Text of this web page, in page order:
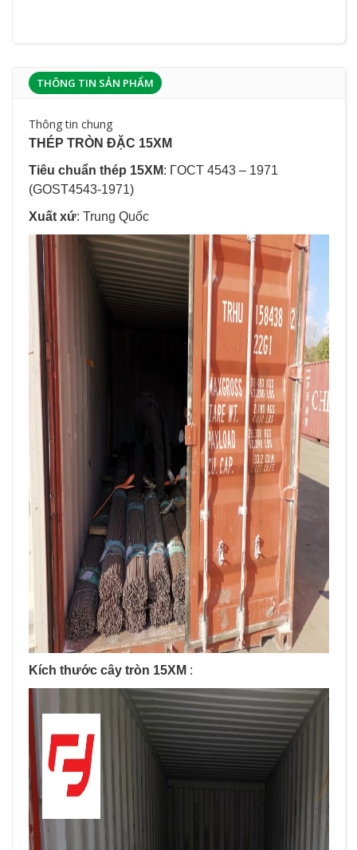
THÔNG TIN SẢN PHẨM
Thông tin chung
THÉP TRÒN ĐẶC 15XM
Tiêu chuẩn thép 15XM: ΓOCT 4543 – 1971
(GOST4543-1971)
Xuất xứ: Trung Quốc
Kích thước cây tròn 15XM :